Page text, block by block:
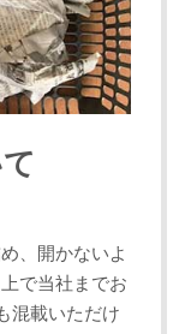
、開かないよ
で当社までお
混載いただけ